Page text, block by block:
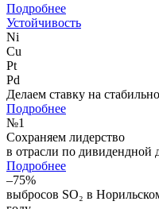
Подробнее
Устойчивость
Ni
Cu
Pt
Pd
Делаем ставку на
Подробнее
№1
Сохраняем лидерство
в отрасли по дивидендной
Подробнее
–75%
выбросов SO₂ в